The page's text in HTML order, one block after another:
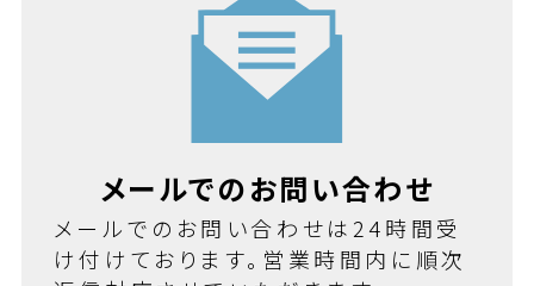
メールでのお問い合わせ
メールでのお問い合わせは24時間受
け付けております。営業時間内に順次